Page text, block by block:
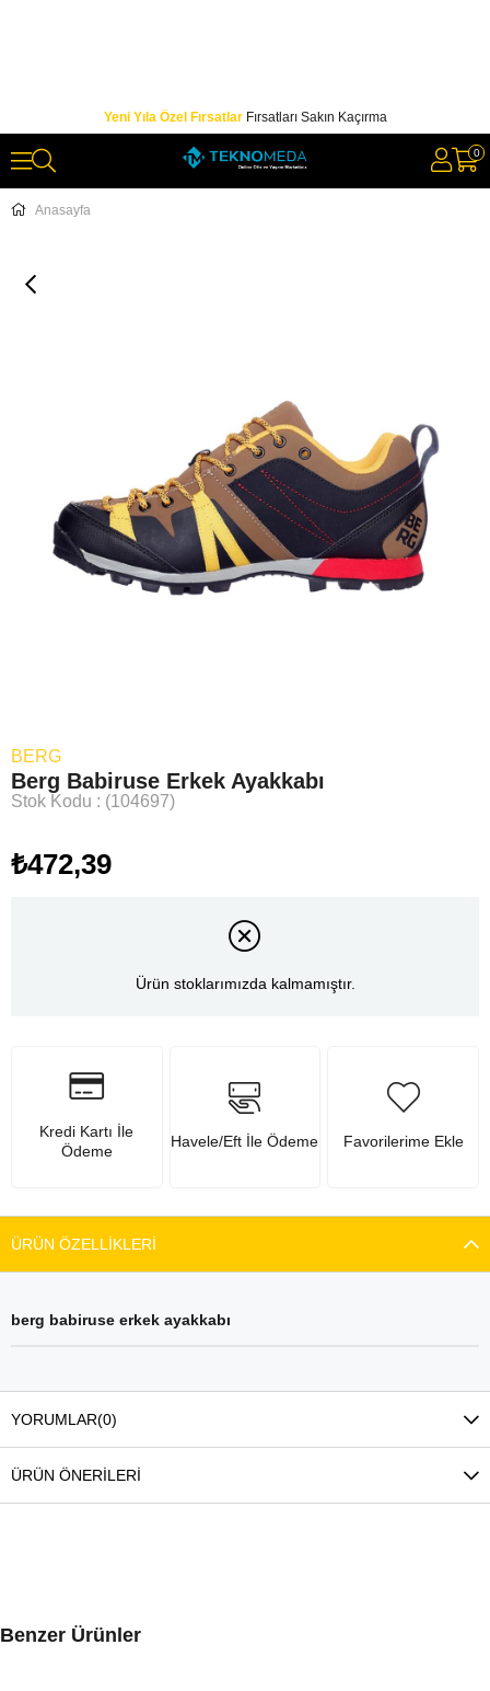
Yeni Yıla Özel FırsatlarFırsatları Sakın Kaçırma
0
Anasayfa
BERG
Berg Babiruse Erkek Ayakkabı
Stok Kodu (104697)
₺472,39
Ürün stoklarımızda kalmamıştır.
Kredi Kartı İle
Ödeme
Havele/Eft İle Ödeme Favorilerime Ekle
ÜRÜN ÖZELLIKLERI
berg babiruse erkek ayakkabı
YORUMLAR(0)
ÜRÜN ÖNERILERI
Benzer Ürünler